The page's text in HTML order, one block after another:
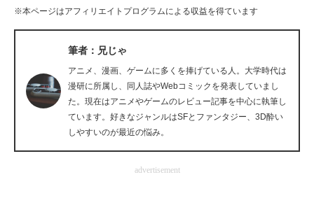
エレクトロニクス専門サイト
電子設計の基本と応用
エネルギーの専門メディア
※本ページはアフィリエイトプログラムによる収益を得ています
筆者：兄じゃ
アニメ、漫画、ゲームに多くを捧げている人。大学時代は
漫研に所属し、同人誌やWebコミックを発表していまし
た。現在はアニメやゲームのレビュー記事を中心に執筆し
ています。好きなジャンルはSFとファンタジー、3D酔い
しやすいのが最近の悩み。
advertisement